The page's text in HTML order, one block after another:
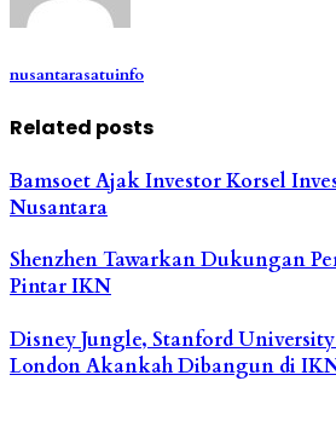
nusantarasatuinfo
Related posts
Bamsoet Ajak Investor Korsel
Nusantara
Shenzhen Tawarkan Dukungan
Pintar IKN
Disney Jungle, Stanford
London Akankah Dibangun di